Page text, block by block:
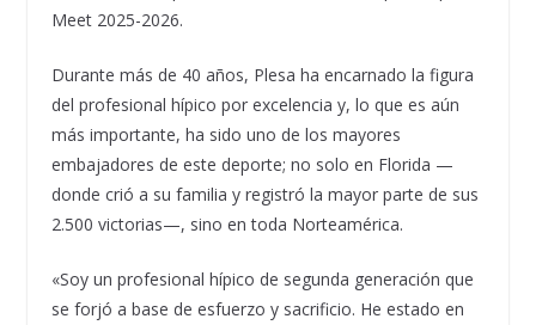
Meet 2025-2026.
Durante más de 40 años, Plesa ha encarnado la figura
del profesional hípico por excelencia y, lo que es aún
más importante, ha sido uno de los mayores
embajadores de este deporte; no solo en Florida —
donde crió a su familia y registró la mayor parte de sus
2.500 victorias—, sino en toda Norteamérica.
«Soy un profesional hípico de segunda generación que
se forjó a base de esfuerzo y sacrificio. He estado en